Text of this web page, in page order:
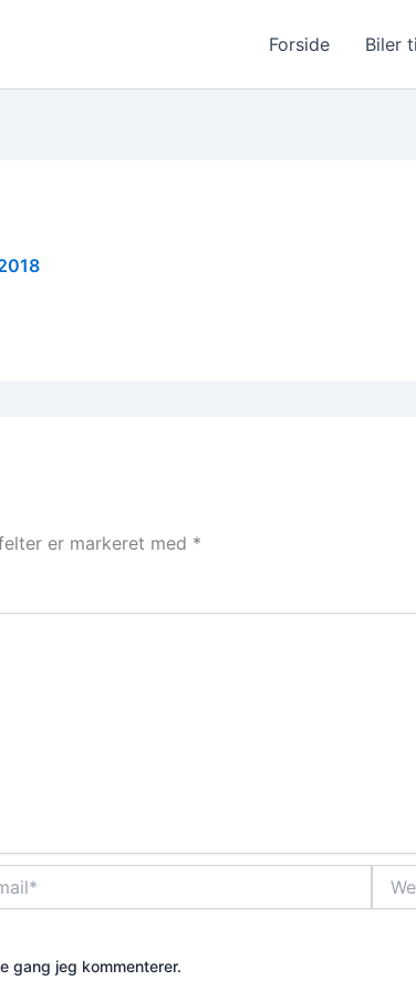
Forside Biler
er markeret med *
gang jeg kommenterer.